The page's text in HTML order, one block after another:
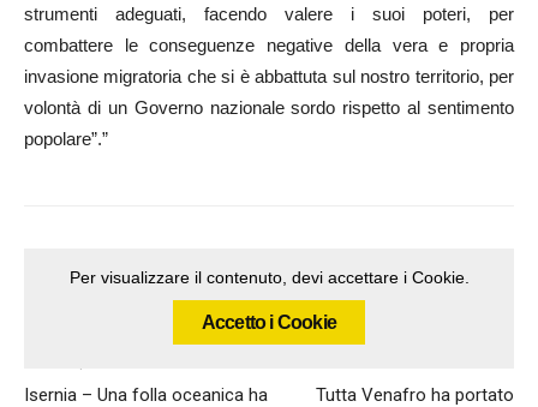
strumenti adeguati, facendo valere i suoi poteri, per
combattere le conseguenze negative della vera e propria
invasione migratoria che si è abbattuta sul nostro territorio, per
volontà di un Governo nazionale sordo rispetto al sentimento
popolare”.”
Per visualizzare il contenuto, devi accettare i Cookie.
Accetto i Cookie
Isernia – Una folla oceanica ha
Tutta Venafro ha portato